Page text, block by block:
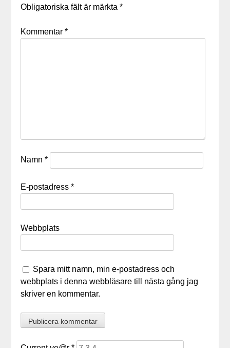
Obligatoriska fält är märkta*
Kommentar*
Namn*
E-postadress*
Webbplats
Spara mitt namn, min e-postadress och
webbplats i denna webbläsare till nästa gång jag
skriver en kommentar.